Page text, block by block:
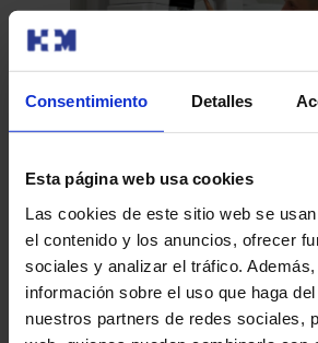
Consentimiento Detalles
Esta página web usa cookies
Las cookies de este sitio web se
el contenido y los anuncios, ofrecer
sociales y analizar el tráfico.
información sobre el uso que haga
nuestros partners de redes sociales,
Cirugía oral y maxilofacial
HM Málaga refuerza su actividad en
maxilofacial gracias a un equipo con
en el diagnóstico y tratamiento de
los maxilares y la región cervicofacial.
procedimientos más destacados se